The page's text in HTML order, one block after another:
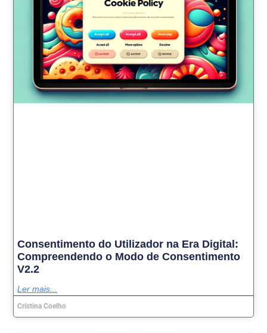
Consentimento do Utilizador na Era Digital:
Compreendendo o Modo de Consentimento
V2.2
Ler mais...
Cristina Coelho